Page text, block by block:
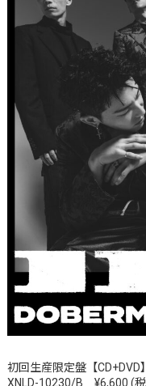
初回生産限定盤【CD+DVD】
XNLD-10230/B ¥6,600 (